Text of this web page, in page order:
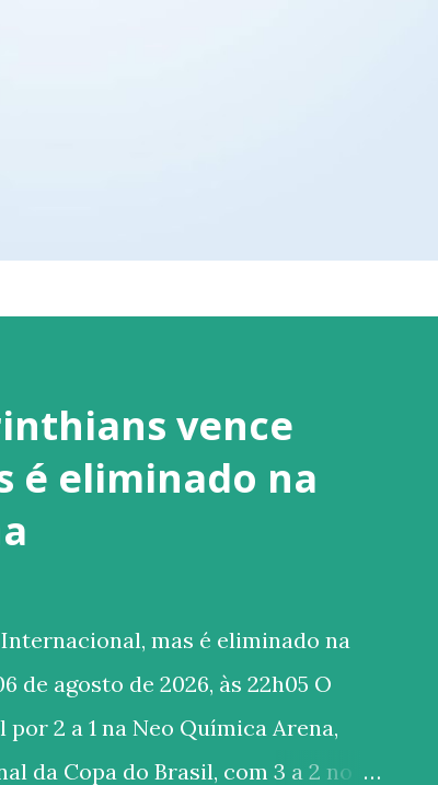
vence
é eliminado na
mas é eliminado na
de agosto de 2026, às 22h05 O
2 a 1 na Neo Química Arena,
da Copa do Brasil, com 3 a 2 no